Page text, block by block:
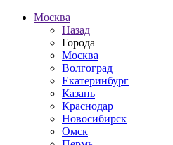
Москва
Назад
Города
Москва
Волгоград
Екатеринбург
Казань
Краснодар
Новосибирск
Омск